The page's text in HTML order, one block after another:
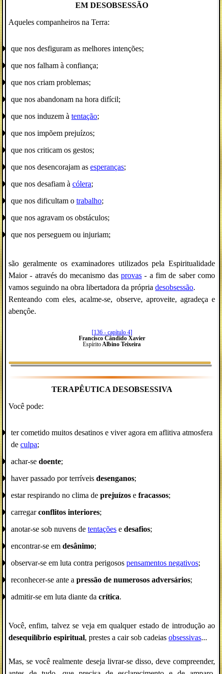
EM DESOBSESSÃO
Aqueles companheiros na Terra:
que nos desfiguram as melhores intenções;
que nos falham à confiança;
que nos criam problemas;
que nos abandonam na hora difícil;
que nos induzem à tentação;
que nos impõem prejuízos;
que nos criticam os gestos;
que nos desencorajam as esperanças;
que nos desafiam à cólera;
que nos dificultam o trabalho;
que nos agravam os obstáculos;
que nos perseguem ou injuriam;
são geralmente os examinadores utilizados pela Espiritualidade
Maior - através do mecanismo das provas - a fim de saber como
vamos seguindo na obra libertadora da própria desobsessão.
Renteando com eles, acalme-se, observe, aproveite, agradeça e
abençôe.
[136 - capítulo 4]
Francisco Cândido Xavier
EspíritoAlbino Teixeira
TERAPÊUTICA DESOBSESSIVA
Você pode:
ter cometido muitos desatinos e viver agora em aflitiva atmosfera
de culpa;
achar-se doente;
haver passado por terríveis desenganos;
estar respirando no clima de prejuízos e fracassos;
carregarconflitos interiores;
anotar-se sob nuvens de tentações e desafios;
encontrar-se em desânimo;
observar-se em luta contra perigosos pensamentos negativos;
reconhecer-se ante a pressão de numerosos adversários;
admitir-se em luta diante da crítica.
Você, enfim, talvez se veja em qualquer estado de introdução ao
desequilíbrio espiritual, prestes a cair sob cadeias obsessivas...
Mas, se você realmente deseja livrar-se disso, deve compreender,